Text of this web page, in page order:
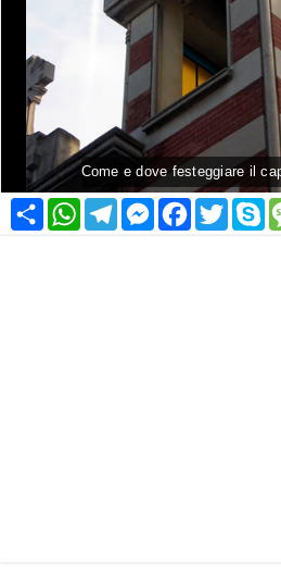
Come e dove festeggiare il
Condividi
WhatsApp
Telegram
Messenger